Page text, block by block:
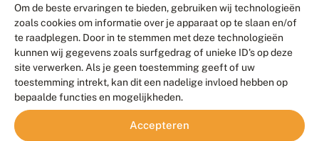
Om de beste ervaringen te bieden, gebruiken wij technologieën
zoals cookies om informatie over je apparaat op te slaan en/of
te raadplegen. Door in te stemmen met deze technologieën
kunnen wij gegevens zoals surfgedrag of unieke ID's op deze
site verwerken. Als je geen toestemming geeft of uw
toestemming intrekt, kan dit een nadelige invloed hebben op
bepaalde functies en mogelijkheden.
Accepteren
Contact
Veelgestelde vragen
Meld waarnemingen© 2026 Vlinderstichting
Duurzaam ontwikkeld door
Go2People
, ontworpen door
Blue Field Agency
Privacy
Disclaimer
Sitemap